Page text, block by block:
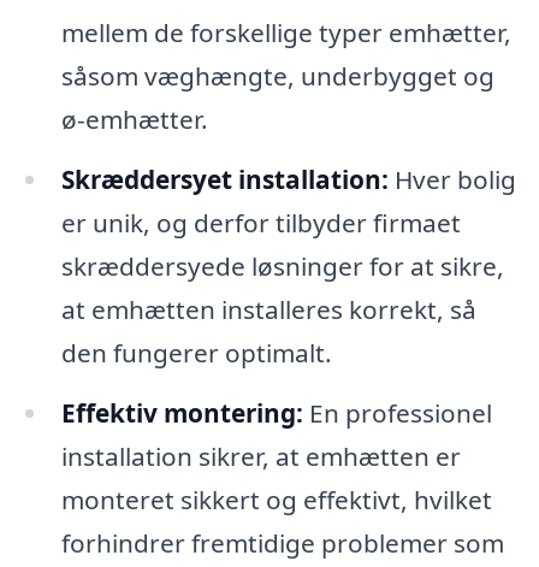
mellem de forskellige typer emhætter,
såsom væghængte, underbygget og
ø-emhætter.
Skræddersyet installation: Hver bolig
er unik, og derfor tilbyder firmaet
skræddersyede løsninger for at sikre,
at emhætten installeres korrekt, så
den fungerer optimalt.
Effektiv montering: En professionel
installation sikrer, at emhætten er
monteret sikkert og effektivt, hvilket
forhindrer fremtidige problemer som